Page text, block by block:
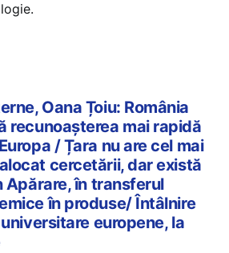
Oana Țoiu: România
recunoașterea mai rapidă
/ Țara nu are cel mai
cercetării, dar există
Apărare, în transferul
în produse/ Întâlnire
europene, la